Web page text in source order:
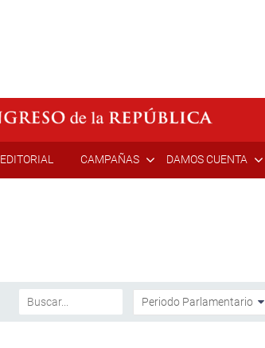
EDITORIAL CAMPAÑAS DAMOS CUENTA